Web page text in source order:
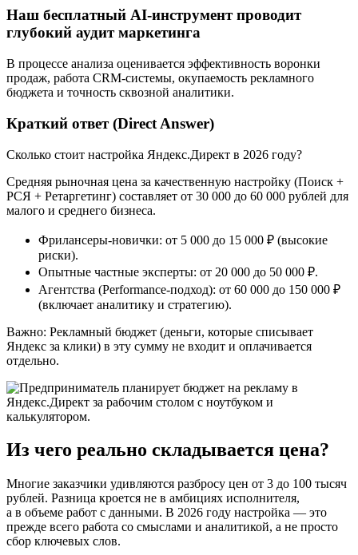
Наш бесплатный AI-инструмент проводит
глубокий аудит маркетинга
В процессе анализа оценивается эффективность воронки
продаж, работа CRM-системы, окупаемость рекламного
бюджета и точность сквозной аналитики.
Краткий ответ (Direct Answer)
Сколько стоит настройка Яндекс.Директ в 2026 году?
Средняя рыночная цена за качественную настройку (Поиск +
РСЯ + Ретаргетинг) составляет от 30 000 до 60 000 рублей для
малого и среднего бизнеса.
Фрилансеры‑новички: от 5 000 до 15 000 ₽ (высокие
риски).
Опытные частные эксперты: от 20 000 до 50 000 ₽.
Агентства (Performance‑подход): от 60 000 до 150 000 ₽
(включает аналитику и стратегию).
Важно: Рекламный бюджет (деньги, которые списывает
Яндекс за клики) в эту сумму не входит и оплачивается
отдельно.
Из чего реально складывается цена?
Многие заказчики удивляются разбросу цен от 3 до 100 тысяч
рублей. Разница кроется не в амбициях исполнителя,
а в объеме работ с данными. В 2026 году настройка — это
прежде всего работа со смыслами и аналитикой, а не просто
сбор ключевых слов.